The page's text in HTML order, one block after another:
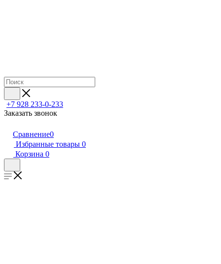
+7 928 233-0-233
Заказать звонок
Сравнение0
Избранные товары 0
Корзина 0